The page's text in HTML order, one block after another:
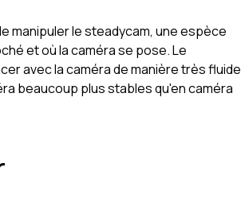
manipuler le steadycam, une espèce
et où la caméra se pose. Le
avec la caméra de manière très fluide
beaucoup plus stables qu'en caméra